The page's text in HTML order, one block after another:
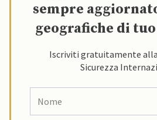
sempre
geografiche di
Iscriviti gratuitamente
Sicurezza